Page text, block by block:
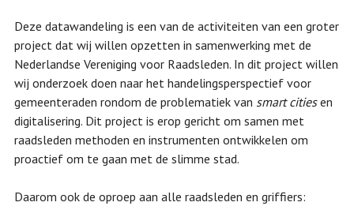
Deze datawandeling is een van de activiteiten van een groter
project dat wij willen opzetten in samenwerking met de
Nederlandse Vereniging voor Raadsleden. In dit project willen
wij onderzoek doen naar het handelingsperspectief voor
gemeenteraden rondom de problematiek van smart citiesen
digitalisering. Dit project is erop gericht om samen met
raadsleden methoden en instrumenten ontwikkelen om
proactief om te gaan met de slimme stad.
Daarom ook de oproep aan alle raadsleden en griffiers: